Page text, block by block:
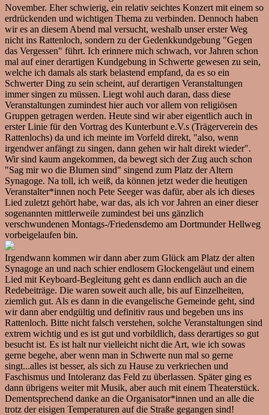
November. Eher schwierig, ein relativ seichtes Konzert mit einem so
erdrückenden und wichtigen Thema zu verbinden. Dennoch haben
wir es an diesem Abend mal versucht, weshalb unser erster Weg
nicht ins Rattenloch, sondern zu der Gedenkkundgebung "Gegen
das Vergessen" führt. Ich erinnere mich schwach, vor Jahren schon
mal auf einer derartigen Kundgebung in Schwerte gewesen zu sein,
welche ich damals als stark belastend empfand, da es so ein
Schwerter Ding zu sein scheint, auf derartigen Veranstaltungen
immer singen zu müssen. Liegt wohl auch daran, dass diese
Veranstaltungen zumindest hier auch vor allem von religiösen
Gruppen getragen werden. Heute sind wir aber eigentlich auch in
erster Linie für den Vortrag des Kunterbunt e.V.s (Trägerverein des
Rattenlochs) da und ich meinte im Vorfeld direkt, "also, wenn
irgendwer anfängt zu singen, dann gehen wir halt direkt wieder".
Wir sind kaum angekommen, da bewegt sich der Zug auch schon
"Sag mir wo die Blumen sind" singend zum Platz der Altern
Synagoge. Na toll, ich weiß, da können jetzt weder die heutigen
Veranstalter*innen noch Pete Seeger was dafür, aber als ich dieses
Lied zuletzt gehört habe, war das, als ich vor Jahren an einer dieser
sogenannten mittlerweile zumindest bei uns gänzlich
verschwundenen Montags-/Friedensdemo am Dortmunder Hellweg
vorbeigelaufen bin.
Irgendwann kommen wir dann aber zum Glück am Platz der alten
Synagoge an und nach schier endlosem Glockengeläut und einem
Lied mit Keyboard-Begleitung geht es dann endlich auch an die
Redebeiträge. Die waren soweit auch alle, bis auf Einzelheiten,
ziemlich gut. Als es dann in die evangelische Gemeinde geht, sind
wir dann aber endgültig und definitiv raus und begeben uns ins
Rattenloch. Bitte nicht falsch verstehen, solche Veranstaltungen sind
extrem wichtig und es ist gut und vorbildlich, dass derartiges so gut
besucht ist. Es ist halt nur vielleicht nicht die Art, wie ich sowas
gerne begehe, aber wenn man in Schwerte nun mal so gerne
singt...alles ist besser, als sich zu Hause zu verkriechen und
Faschismus und Intoleranz das Feld zu überlassen. Später ging es
dann übrigens weiter mit Musik, aber auch mit einem Theaterstück.
Dementsprechend danke an die Organisator*innen und an alle die
trotz der eisigen Temperaturen auf die Straße gegangen sind!